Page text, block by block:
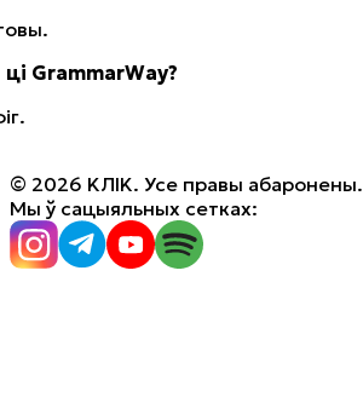
ці GrammarWay?
© 2026 KЛIK. Усе правы абаронены.
Мы ў сацыяльных сетках: